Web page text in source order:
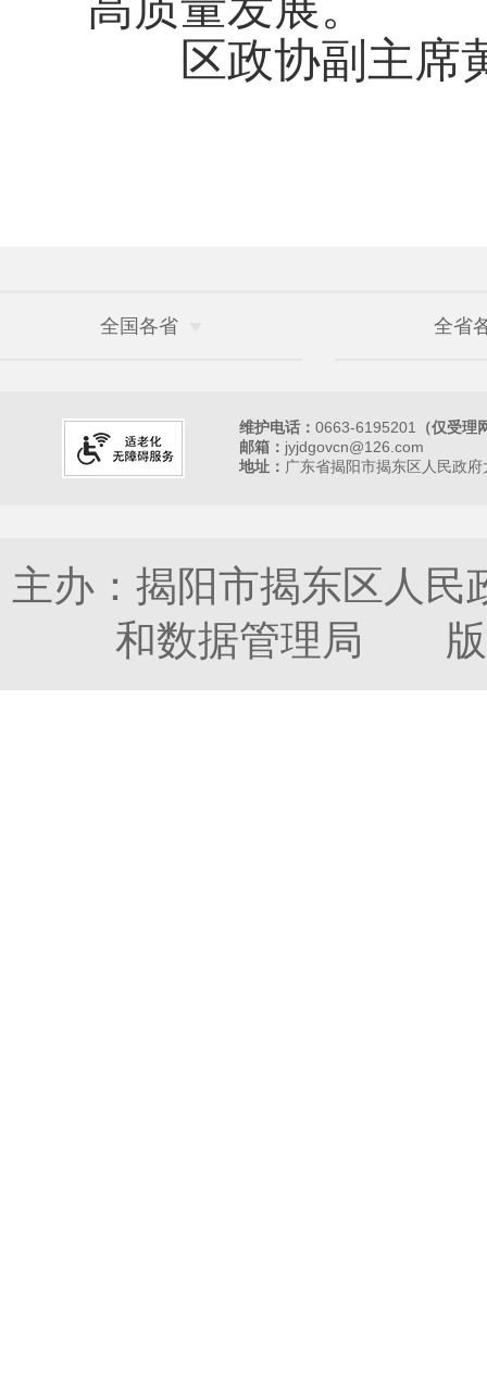
区政协副主席黄
全国各省 全省
维护电话： 0663-6195201 （仅受
邮箱： jyjdgovcn@126.com
地址： 广东省揭阳市揭东区人民政
主办：揭阳市揭东区人
和数据管理局 版